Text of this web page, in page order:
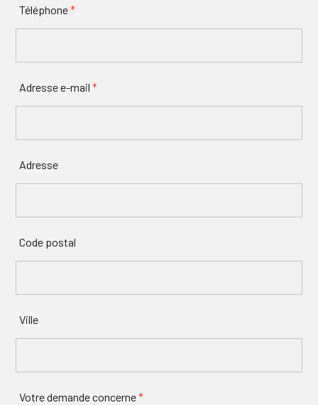
Téléphone*
Adresse e-mail*
Adresse
Code postal
Ville
Votre demande concerne*